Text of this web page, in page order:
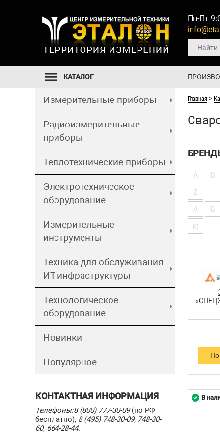
Пн-Пт
КАТАЛОГ
Измерительные приборы
Радиоизмерительные
приборы
Теплотехнические приборы
Электротехническое
оборудование
Измерительные
инструменты
Техника для обслуживания
ИТ-инфраструктуры
Технологическое
оборудование
Новинки
Популярное
КОНТАКТНАЯ ИНФОРМАЦИЯ
Телефоны:8 (800) 777-30-09(по РФ
бесплатно), 8 (495) 748-30-09, 748-30-
60, 664-28-44.
Главная >
A B
Z
А Б
Ю
В